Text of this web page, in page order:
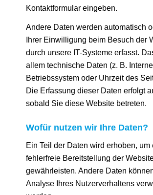
Kontaktformular eingeben.
Andere Daten werden automatisch
Ihrer Einwilligung beim Besuch der
durch unsere IT-Systeme erfasst.
allem technische Daten (z. B.
Betriebssystem oder Uhrzeit des
Die Erfassung dieser Daten erfolgt
sobald Sie diese Website betreten.
Wofür nutzen wir Ihre Daten?
Ein Teil der Daten wird erhoben, um
fehlerfreie Bereitstellung der
gewährleisten. Andere Daten
Analyse Ihres Nutzerverhaltens